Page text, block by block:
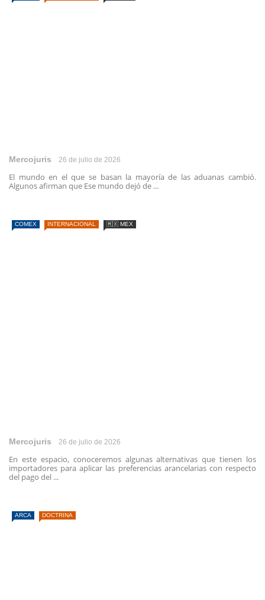
Mercojuris 26 de julio de 2026
El mundo en el que se basan la mayoría de las aduanas cambió.
Algunos afirman que Ese mundo dejó de ...
COMEX INTERNACIONAL 🇲🇽 MEX
Mercojuris 26 de julio de 2026
En este espacio, conoceremos algunas alternativas que tienen los
importadores para aplicar las preferencias arancelarias con respecto
del pago del ...
ARCA DOCTRINA